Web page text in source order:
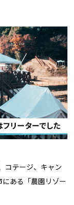
コテージ、キャン
ある「農園リゾー